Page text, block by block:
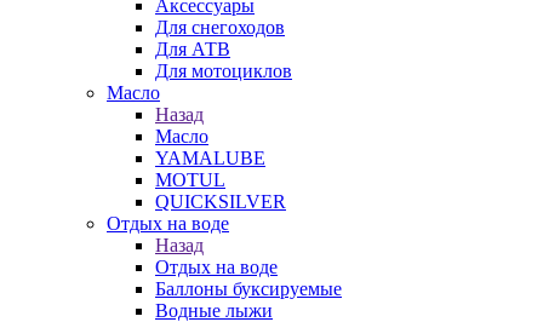
Аксессуары
Для снегоходов
Для АТВ
Для мотоциклов
Масло
Назад
Масло
YAMALUBE
MOTUL
QUICKSILVER
Отдых на воде
Назад
Отдых на воде
Баллоны буксируемые
Водные лыжи